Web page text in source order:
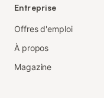
Entreprise
Offres d'emploi
À propos
Magazine